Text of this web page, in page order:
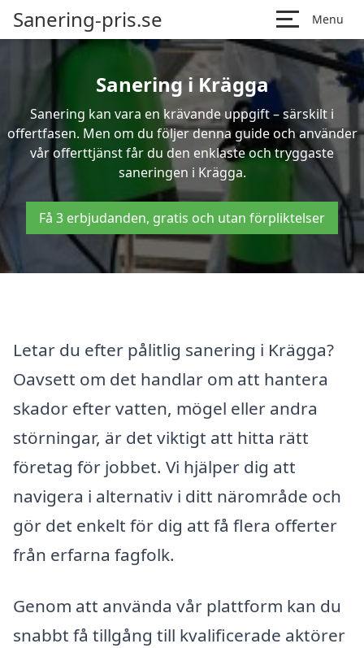
Sanering-pris.se Menu
Sanering i Krägga
Sanering kan vara en krävande uppgift – särskilt i
offertfasen. Men om du följer denna guide och använder
vår offerttjänst får du den enklaste och tryggaste
saneringen i Krägga.
Få 3 erbjudanden, gratis och utan förpliktelser
Letar du efter pålitlig sanering i Krägga?
Oavsett om det handlar om att hantera
skador efter vatten, mögel eller andra
störningar, är det viktigt att hitta rätt
företag för jobbet. Vi hjälper dig att
navigera i alternativ i ditt närområde och
gör det enkelt för dig att få flera offerter
från erfarna fagfolk.
Genom att använda vår plattform kan du
snabbt få tillgång till kvalificerade aktörer